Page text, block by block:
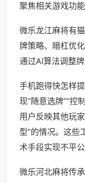
聚焦相关游戏功能
微乐龙江麻将有
牌策略、暗杠优
通过AI算法调整
手机跑得快怎样
现“随意选牌”“控
用户反映其他玩
型”的情况。这些
术手段实现不平公
微乐河北麻将传